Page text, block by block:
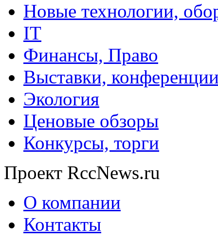
Новые технологии,
IT
Финансы, Право
Выставки,
Экология
Ценовые обзоры
Конкурсы, торги
Проект RccNews.ru
О компании
Контакты